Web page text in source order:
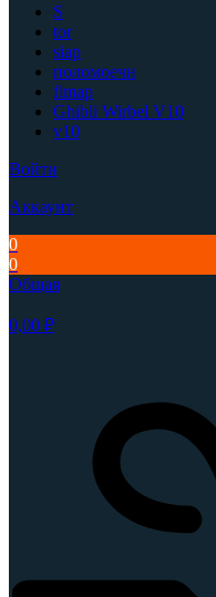
S
tor
siap
поломоечн
fimap
Ghibli Wirbel V10
v10
Войти
Аккаунт
0
0
Общая
0,00 ₽